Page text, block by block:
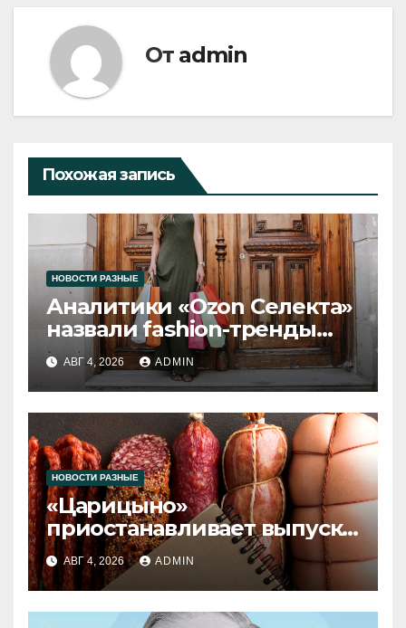
От admin
Похожая запись
НОВОСТИ РАЗНЫЕ
Аналитики «Ozon Селекта»
назвали fashion-тренды
2026 года
АВГ 4, 2026 ADMIN
НОВОСТИ РАЗНЫЕ
«Царицыно»
приостанавливает выпуск
продукции
АВГ 4, 2026 ADMIN